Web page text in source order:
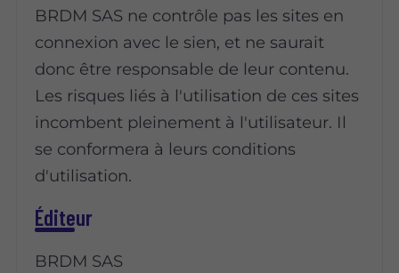
BRDM SAS ne contrôle pas les sites en
connexion avec le sien, et ne saurait
donc être responsable de leur contenu.
Les risques liés à l'utilisation de ces sites
incombent pleinement à l'utilisateur. Il
se conformera à leurs conditions
d'utilisation.
Éditeur
BRDM SAS